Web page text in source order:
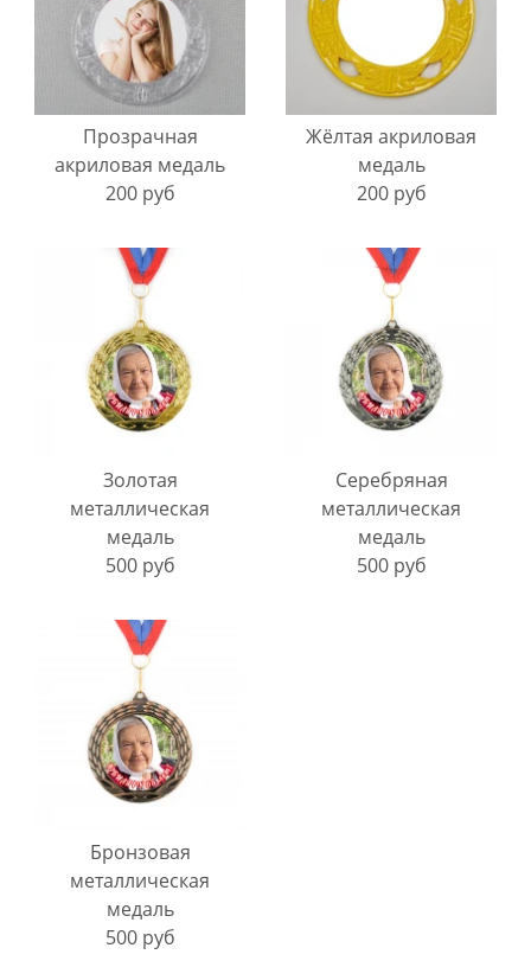
Прозрачная
акриловая медаль
200 руб
Жёлтая акриловая
медаль
200 руб
Золотая
металлическая
медаль
500 руб
Серебряная
металлическая
медаль
500 руб
Бронзовая
металлическая
медаль
500 руб